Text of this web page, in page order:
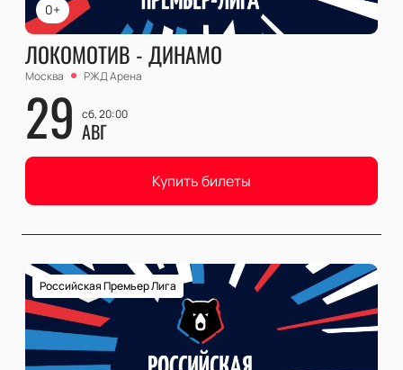
0+
ЛОКОМОТИВ - ДИНАМО
Москва РЖД Арена
29 сб, 20:00
АВГ
Купить билеты
Российская Премьер Лига